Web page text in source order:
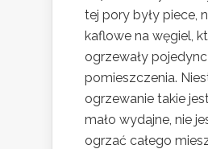
tej pory były piece,
kaflowe na węgiel,
ogrzewały
pomieszczenia.
ogrzewanie takie
mało wydajne, nie
ogrzać całego